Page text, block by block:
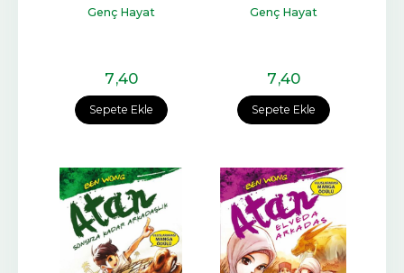
Sepete Ekle
Genç Hayat
7,40
Sepete Ekle
Genç Hayat
7,40